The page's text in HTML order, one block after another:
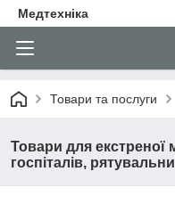
Медтехніка
Товари та послуги
Товари для
госпіталів,